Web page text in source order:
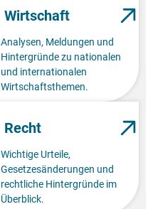
Wirtschaft
Analysen, Meldungen und
Hintergründe zu nationalen
und internationalen
Wirtschaftsthemen.
Recht
Wichtige Urteile,
Gesetzesänderungen und
rechtliche Hintergründe im
Überblick.